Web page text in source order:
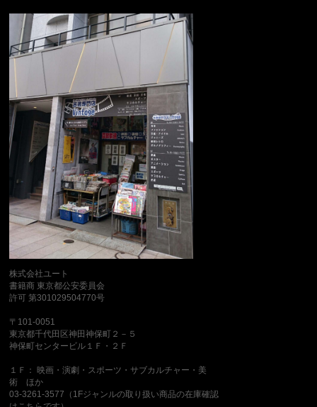
株式会社ユート
書籍商 東京都公安委員会
許可 第301029504770号
〒101-0051
東京都千代田区神田神保町２－５
神保町センタービル１Ｆ・２Ｆ
１Ｆ： 映画・演劇・スポーツ・サブカルチャー・美
術 ほか
03-3261-3577（1Fジャンルの取り扱い商品の在庫確認